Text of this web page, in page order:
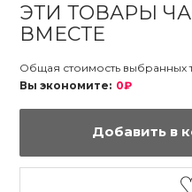
ЭТИ ТОВАРЫ
ВМЕСТЕ
Общая стоимость выбранных
Вы экономите: 0₽
Добавить в